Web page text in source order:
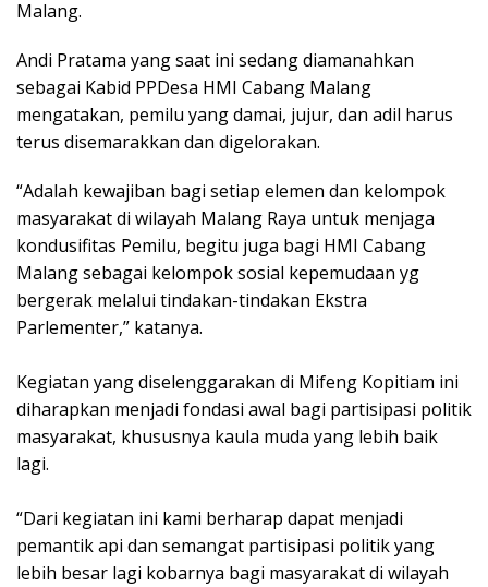
Malang.
Andi Pratama yang saat ini sedang diamanahkan
sebagai Kabid PPDesa HMI Cabang Malang
mengatakan, pemilu yang damai, jujur, dan adil harus
terus disemarakkan dan digelorakan.
“Adalah kewajiban bagi setiap elemen dan kelompok
masyarakat di wilayah Malang Raya untuk menjaga
kondusifitas Pemilu, begitu juga bagi HMI Cabang
Malang sebagai kelompok sosial kepemudaan yg
bergerak melalui tindakan-tindakan Ekstra
Parlementer,” katanya.
Kegiatan yang diselenggarakan di Mifeng Kopitiam ini
diharapkan menjadi fondasi awal bagi partisipasi politik
masyarakat, khususnya kaula muda yang lebih baik
lagi.
“Dari kegiatan ini kami berharap dapat menjadi
pemantik api dan semangat partisipasi politik yang
lebih besar lagi kobarnya bagi masyarakat di wilayah